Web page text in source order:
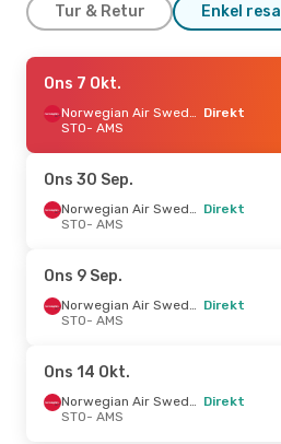
Tur & Retur Enkel resa
Tis 29 Sep.
Norwegian Air Sweden
Direkt
Norwegian Air Sweden
Direkt
AMS- STO
Direkt
STO- AMS
Tis 13 Okt.- Tis 20 Okt.
Ons 7 Okt.
Norwegian Air Sweden Direkt
STO- AMS
Ons 30 Sep.
Norwegian Air Sweden Direkt
STO- AMS
Ons 9 Sep.
Norwegian Air Sweden Direkt
STO- AMS
Ons 14 Okt.
Norwegian Air Sweden Direkt
STO- AMS